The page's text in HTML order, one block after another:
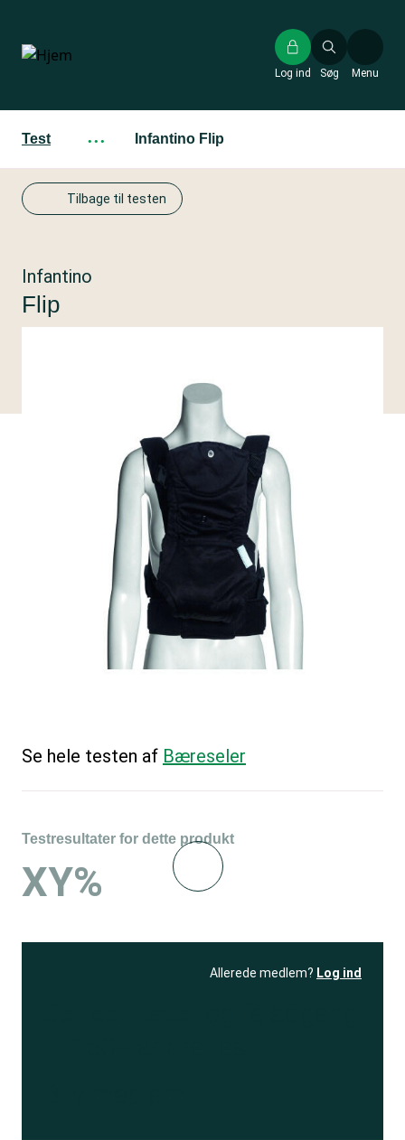
hovedindhold
Søg
Log ind Menu
Test ··· Infantino Flip
Tilbage til testen
Infantino
Flip
Se hele testen af Bæreseler
Testresultater for dette produkt
XY%
Allerede medlem? Log ind